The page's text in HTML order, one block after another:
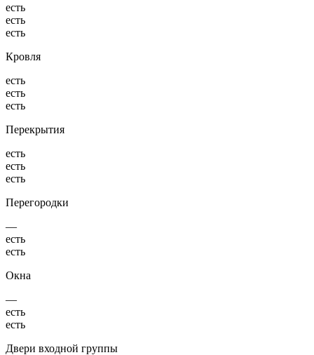
есть
есть
есть
Кровля
есть
есть
есть
Перекрытия
есть
есть
есть
Перегородки
—
есть
есть
Окна
—
есть
есть
Двери входной группы